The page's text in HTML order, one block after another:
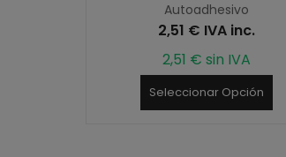
Autoadhesivo
2,51 € IVA inc.
2,51 € sin IVA
Seleccionar Opción